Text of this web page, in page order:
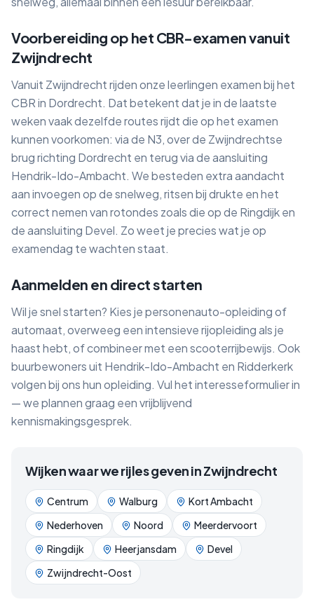
Voorbereiding op het CBR-examen vanuit
Zwijndrecht
Vanuit Zwijndrecht rijden onze leerlingen examen bij het
CBR in Dordrecht. Dat betekent dat je in de laatste
weken vaak dezelfde routes rijdt die op het examen
kunnen voorkomen: via de N3, over de Zwijndrechtse
brug richting Dordrecht en terug via de aansluiting
Hendrik-Ido-Ambacht. We besteden extra aandacht
aan invoegen op de snelweg, ritsen bij drukte en het
correct nemen van rotondes zoals die op de Ringdijk en
de aansluiting Devel. Zo weet je precies wat je op
examendag te wachten staat.
Aanmelden en direct starten
Wil je snel starten? Kies je personenauto-opleiding of
automaat, overweeg een intensieve rijopleiding als je
haast hebt, of combineer met een scooterrijbewijs. Ook
buurbewoners uit Hendrik-Ido-Ambacht en Ridderkerk
volgen bij ons hun opleiding. Vul het interesseformulier in
— we plannen graag een vrijblijvend
kennismakingsgesprek.
Wijken waar we rijles geven inZwijndrecht
Centrum Walburg
Kort Ambacht
Nederhoven
Noord
Meerdervoort
Ringdijk
Heerjansdam
Devel
Zwijndrecht-Oost